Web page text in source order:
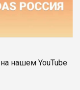
нашем YouTube